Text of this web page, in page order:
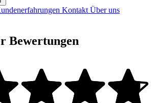
Kontakt Über uns
Bewertungen